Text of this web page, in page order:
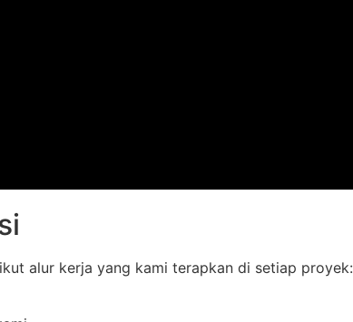
alur kerja yang kami terapkan di setiap proyek: